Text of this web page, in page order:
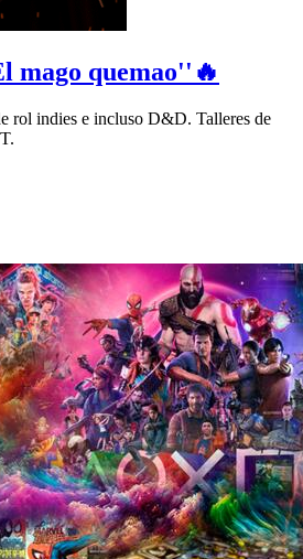
mago quemao''🔥
rol indies e incluso D&D. Talleres de